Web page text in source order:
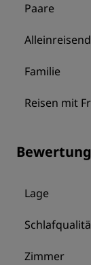
Paare
Familie
Reisen mit
Lage
Zimmer